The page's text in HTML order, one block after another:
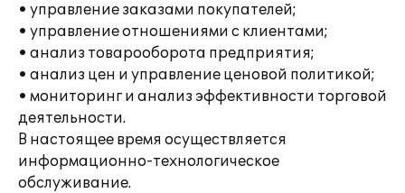
• управление заказами покупателей;
• управление отношениями с клиентами;
• анализ товарооборота предприятия;
• анализ цен и управление ценовой политикой;
• мониторинг и анализ эффективности торговой
деятельности.
В настоящее время осуществляется
информационно-технологическое
обслуживание.